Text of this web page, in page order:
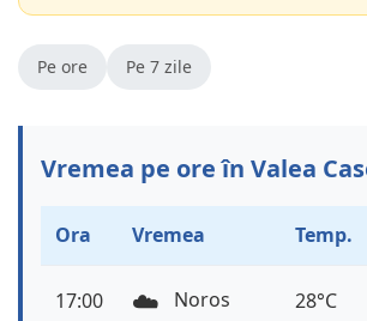
Pe ore Pe 7 zile
Vremea pe ore în Valea
Ora Vremea Temp.
17:00 ☁️ Noros 28°C